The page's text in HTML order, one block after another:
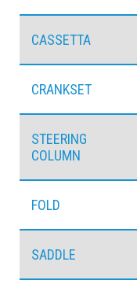
CASSETTA
CRANKSET
STEERING
COLUMN
FOLD
SADDLE